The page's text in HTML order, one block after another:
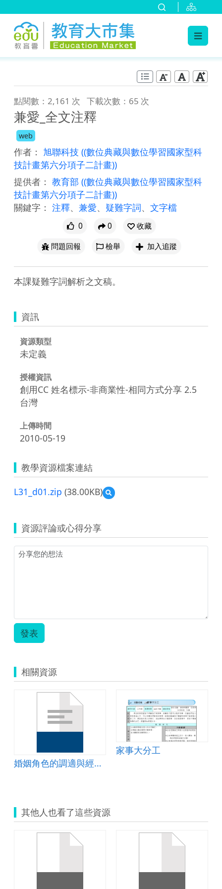
點閱數：2,161 次 下載次數：65 次
兼愛_全文注釋
web
作者： 旭聯科技 ((數位典藏與數位學習國家型科
技計畫第六分項子二計畫))
提供者： 教育部 ((數位典藏與數位學習國家型科
技計畫第六分項子二計畫))
關鍵字： 注釋、 兼愛、 疑難字詞、 文字檔
0 0
收藏
問題回報
檢舉 加入追蹤
本課疑難字詞解析之文稿。
資訊
資源類型
未定義
授權資訊
創用CC 姓名標示-非商業性-相同方式分享 2.5
台灣
上傳時間
2010-05-19
教學資源檔案連結
L31_d01.zip (38.00KB)
預
覽
資源評論或心得分享
發表
相關資源
婚姻角色的調適與經營(五)情感支持篇教案
家事大分工
其他人也看了這些資源